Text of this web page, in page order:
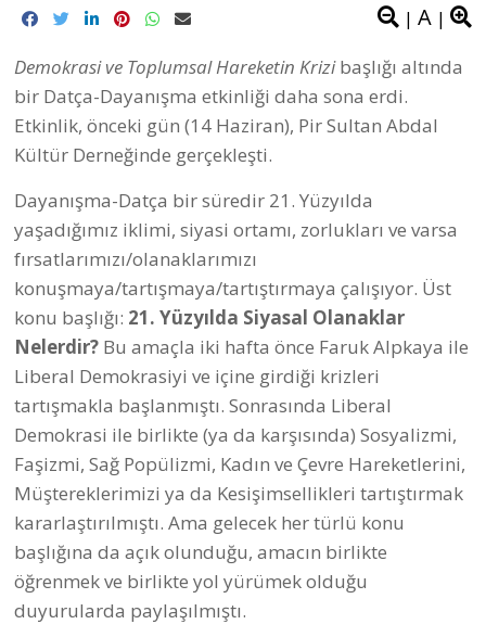
| A |
Demokrasi ve Toplumsal Hareketin Krizibaşlığı altında
bir Datça-Dayanışma etkinliği daha sona erdi.
Etkinlik, önceki gün (14 Haziran), Pir Sultan Abdal
Kültür Derneğinde gerçekleşti.
Dayanışma-Datça bir süredir 21. Yüzyılda
yaşadığımız iklimi, siyasi ortamı, zorlukları ve varsa
fırsatlarımızı/olanaklarımızı
konuşmaya/tartışmaya/tartıştırmaya çalışıyor. Üst
konu başlığı: 21. Yüzyılda Siyasal Olanaklar
Nelerdir? Bu amaçla iki hafta önce Faruk Alpkaya ile
Liberal Demokrasiyi ve içine girdiği krizleri
tartışmakla başlanmıştı. Sonrasında Liberal
Demokrasi ile birlikte (ya da karşısında) Sosyalizmi,
Faşizmi, Sağ Popülizmi, Kadın ve Çevre Hareketlerini,
Müştereklerimizi ya da Kesişimsellikleri tartıştırmak
kararlaştırılmıştı. Ama gelecek her türlü konu
başlığına da açık olunduğu, amacın birlikte
öğrenmek ve birlikte yol yürümek olduğu
duyurularda paylaşılmıştı.